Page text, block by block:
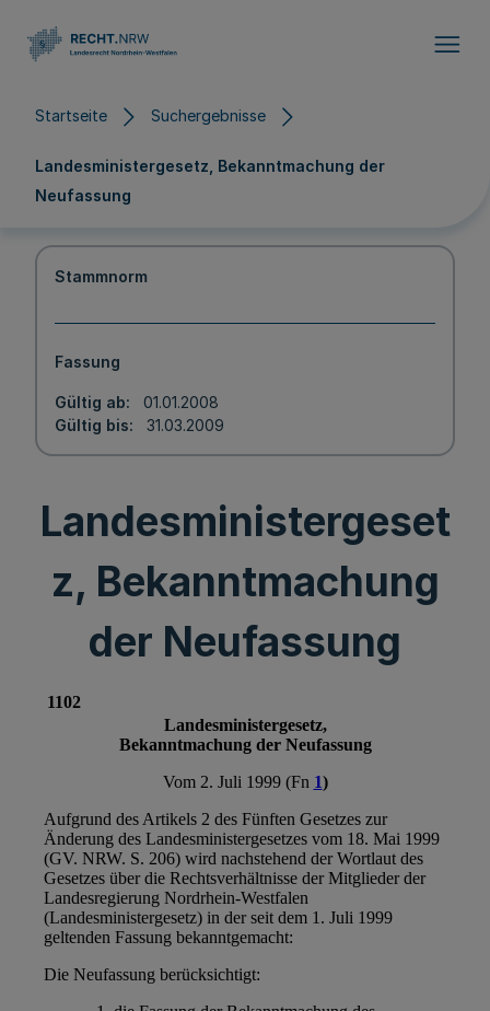
Startseite Suchergebnisse
Landesministergesetz, Bekanntmachung der
Neufassung
Stammnorm
Fassung
Gültig ab
01.01.2008
Gültig bis
31.03.2009
Landesministergeset
z, Bekanntmachung
der Neufassung